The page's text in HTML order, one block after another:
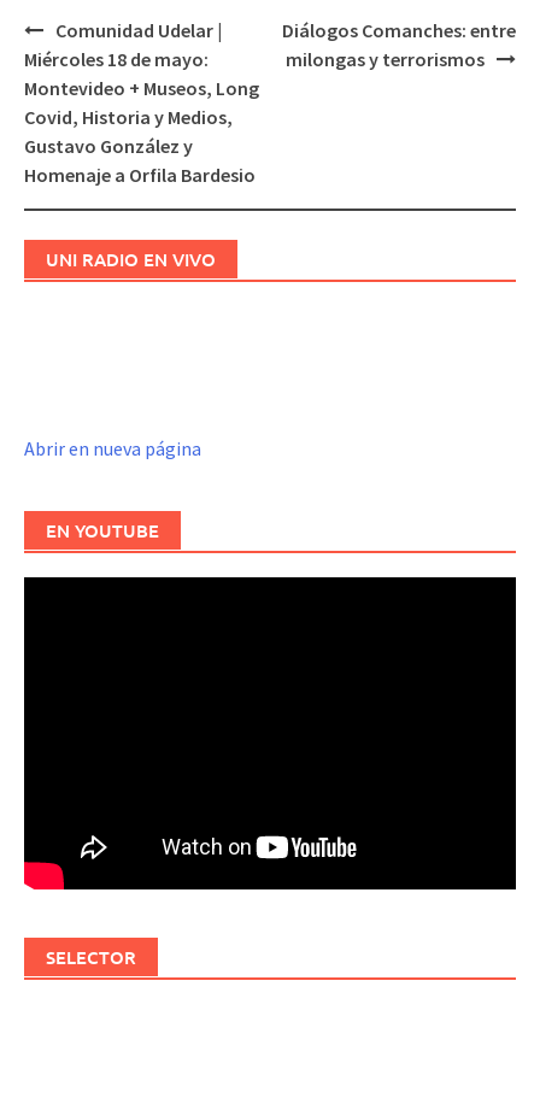
Navegación
de
entradas
Comunidad Udelar |
Miércoles 18 de mayo:
Montevideo + Museos, Long
Covid, Historia y Medios,
Gustavo González y
Homenaje a Orfila Bardesio
Diálogos Comanches: entre
milongas y terrorismos
UNI RADIO EN VIVO
Abrir en nueva página
EN YOUTUBE
SELECTOR